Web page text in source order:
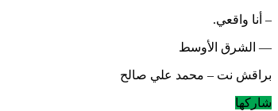
– أنا واقعي.
— الشرق الأوسط
براقش نت – محمد علي صالح
شاركها